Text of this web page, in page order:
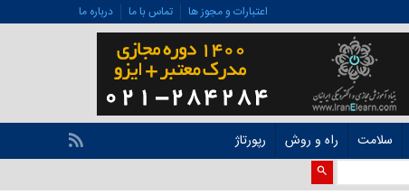
اعتبارات و مجوز ها تماس با ما درباره ما
سلامت راه و روش رپورتاژ